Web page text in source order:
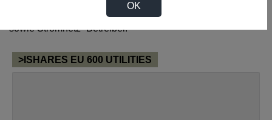
OK
Zum Sektor Versorger gehören alle Unternehmen, welche
als Elektrizitäts-, Gas- und Wasserversorger tätig sind,
sowie Stromnetz- Betreiber.
>ISHARES EU 600 UTILITIES